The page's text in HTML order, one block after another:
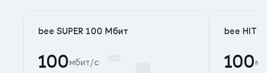
bee SUPER 100 Мбит
100мбит/с
bee HIT
100